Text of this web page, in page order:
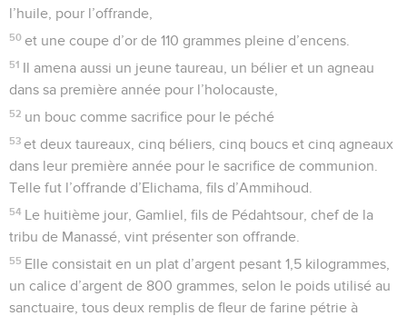
l’huile, pour l’offrande,
50 et une coupe d’or de 110 grammes pleine d’encens.
51 Il amena aussi un jeune taureau, un bélier et un agneau
dans sa première année pour l’holocauste,
52 un bouc comme sacrifice pour le péché
53 et deux taureaux, cinq béliers, cinq boucs et cinq agneaux
dans leur première année pour le sacrifice de communion.
Telle fut l’offrande d’Elichama, fils d’Ammihoud.
54 Le huitième jour, Gamliel, fils de Pédahtsour, chef de la
tribu de Manassé, vint présenter son offrande.
55 Elle consistait en un plat d’argent pesant 1,5 kilogrammes,
un calice d’argent de 800 grammes, selon le poids utilisé au
sanctuaire, tous deux remplis de fleur de farine pétrie à